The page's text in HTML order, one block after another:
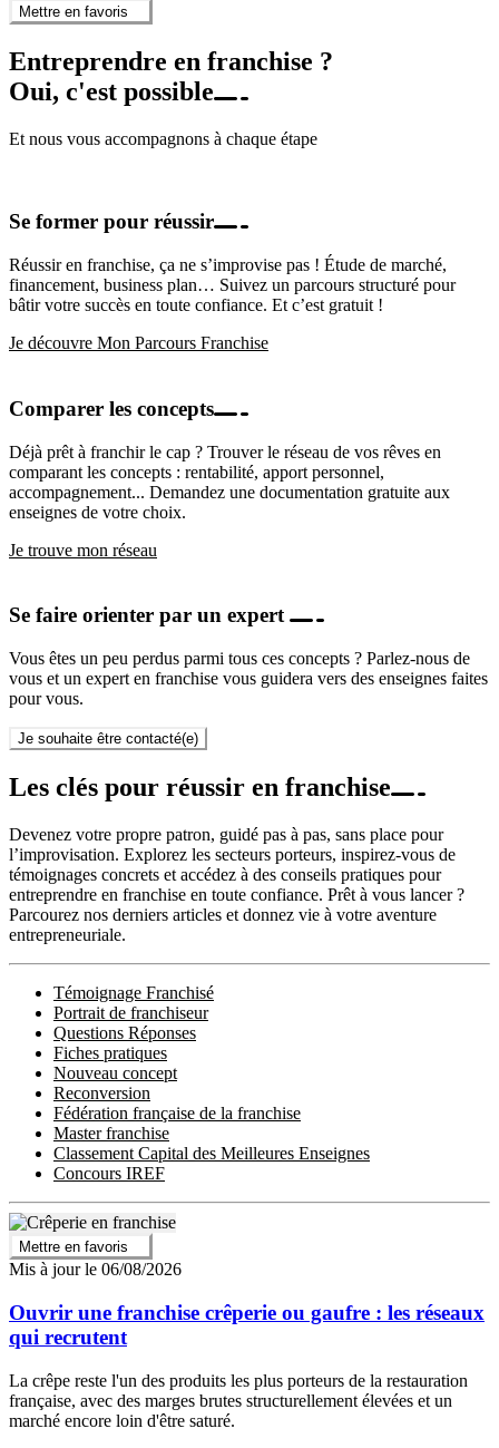
Mettre en favoris
Entreprendre en franchise ?
Oui, c'est possible
Et nous vous accompagnons à chaque étape
Se former pour réussir
Réussir en franchise, ça ne s’improvise pas ! Étude de marché,
financement, business plan… Suivez un parcours structuré pour
bâtir votre succès en toute confiance. Et c’est gratuit !
Je découvre Mon Parcours Franchise
Comparer les concepts
Déjà prêt à franchir le cap ? Trouver le réseau de vos rêves en
comparant les concepts : rentabilité, apport personnel,
accompagnement... Demandez une documentation gratuite aux
enseignes de votre choix.
Je trouve mon réseau
Se faire orienter par un expert
Vous êtes un peu perdus parmi tous ces concepts ? Parlez-nous de
vous et un expert en franchise vous guidera vers des enseignes faites
pour vous.
Je souhaite être contacté(e)
Les clés pour réussir en franchise
Devenez votre propre patron, guidé pas à pas, sans place pour
l’improvisation. Explorez les secteurs porteurs, inspirez-vous de
témoignages concrets et accédez à des conseils pratiques pour
entreprendre en franchise en toute confiance. Prêt à vous lancer ?
Parcourez nos derniers articles et donnez vie à votre aventure
entrepreneuriale.
Témoignage Franchisé
Portrait de franchiseur
Questions Réponses
Fiches pratiques
Nouveau concept
Reconversion
Fédération française de la franchise
Master franchise
Classement Capital des Meilleures Enseignes
Concours IREF
Mettre en favoris
Mis à jour le 06/08/2026
Ouvrir une franchise crêperie ou gaufre : les réseaux
qui recrutent
La crêpe reste l'un des produits les plus porteurs de la restauration
française, avec des marges brutes structurellement élevées et un
marché encore loin d'être saturé.